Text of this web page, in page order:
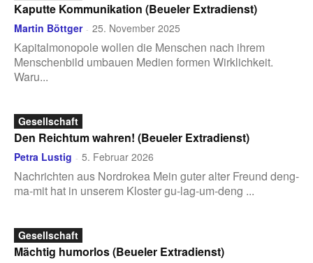
Kaputte Kommunikation (Beueler Extradienst)
Martin Böttger - 25. November 2025
Kapitalmonopole wollen die Menschen nach ihrem
Menschenbild umbauen Medien formen Wirklichkeit.
Waru...
Gesellschaft
Den Reichtum wahren! (Beueler Extradienst)
Petra Lustig - 5. Februar 2026
Nachrichten aus Nordrokea Mein guter alter Freund deng-
ma-mit hat in unserem Kloster gu-lag-um-deng ...
Gesellschaft
Mächtig humorlos (Beueler Extradienst)